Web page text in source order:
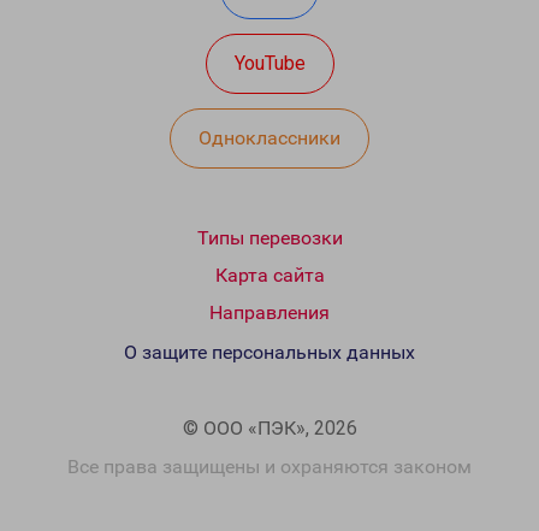
YouTube
Одноклассники
Типы перевозки
Карта сайта
Направления
© ООО «ПЭК», 2026
Все права защищены и охраняются законом
О защите персональных данных